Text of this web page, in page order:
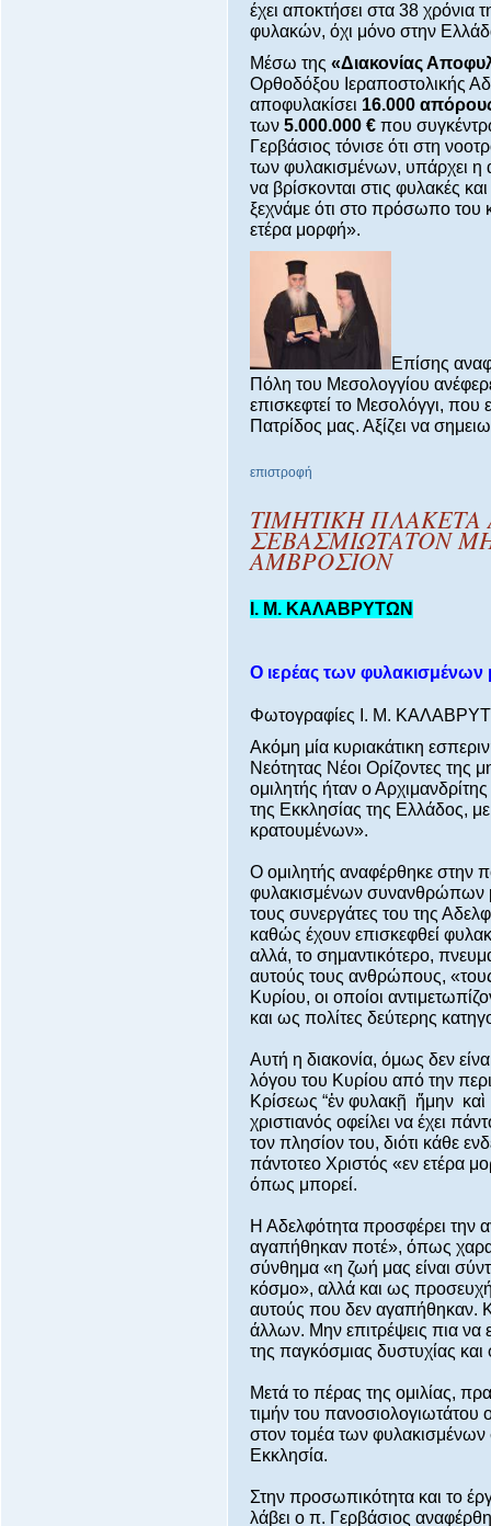
έχει αποκτήσει στα 38 χρόνια
φυλακών, όχι μόνο στην
Μέσω της «Διακονίας
Ορθοδόξου Ιεραποστολικής
αποφυλακίσει 16.000
των 5.000.000 € που
Γερβάσιος τόνισε ότι στη
των φυλακισμένων, υπάρχει η
να βρίσκονται στις φυλακές
ξεχνάμε ότι στο πρόσωπο του
ετέρα μορφή».
Επίσης
Πόλη του Μεσολογγίου
επισκεφτεί το Μεσολόγγι, που
Πατρίδος μας. Αξίζει να
επιστροφή
ΤΙΜΗΤΙΚΗ
ΣΕΒΑΣΜΙΩΤΑΤΟΝ
ΑΜΒΡΟΣΙΟΝ
Ι. Μ. ΚΑΛΑΒΡΥΤΩΝ
Ο ιερέας των
Φωτογραφίες Ι. Μ.
Ακόμη μία κυριακάτικη
Νεότητας Νέοι Ορίζοντες
ομιλητής ήταν ο
της Εκκλησίας της Ελλάδος,
κρατουμένων».
Ο ομιλητής αναφέρθηκε στην
φυλακισμένων συνανθρώπων
τους συνεργάτες του της
καθώς έχουν επισκεφθεί
αλλά, το σημαντικότερο,
αυτούς τους ανθρώπους,
Κυρίου, οι οποίοι
και ως πολίτες δεύτερης
Αυτή η διακονία, όμως δεν
λόγου του Κυρίου από την
Κρίσεως “ἐν φυλακῇ ἤμην
χριστιανός οφείλει να έχει
τον πλησίον του, διότι κάθε
πάντοτεο Χριστός «εν ετέρα
όπως μπορεί.
Η Αδελφότητα προσφέρει
αγαπήθηκαν ποτέ», όπως
σύνθημα «η ζωή μας είναι
κόσμο», αλλά και ως
αυτούς που δεν αγαπήθηκαν.
άλλων. Μην επιτρέψεις πια
της παγκόσμιας δυστυχίας
Μετά το πέρας της ομιλίας,
τιμήν του πανοσιολογιωτάτου
στον τομέα των
Εκκλησία.
Στην προσωπικότητα και το
λάβει ο π. Γερβάσιος